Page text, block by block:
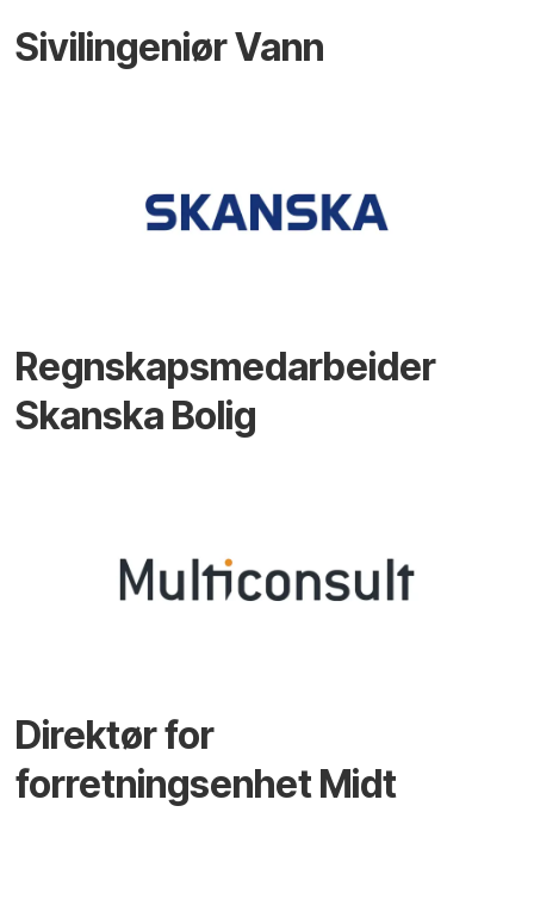
Sivilingeniør Vann
Regnskapsmedarbeider
Skanska Bolig
Direktør for
forretningsenhet Midt